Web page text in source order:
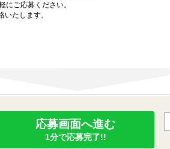
にご応募ください。
たします。
応募画面へ進む
1分で応募完了!!